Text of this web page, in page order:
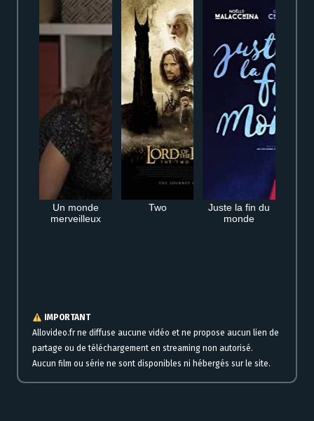
Un monde
merveilleux
Two
Juste la fin du
monde
IMPORTANT
Allovideo.fr ne diffuse aucune vidéo et ne propose aucun lien de
partage ou de téléchargement en streaming non autorisé.
Aucun film ou série ne sont disponibles ni hébergés sur le site.